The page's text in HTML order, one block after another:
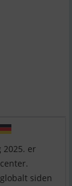
2025. er
siden